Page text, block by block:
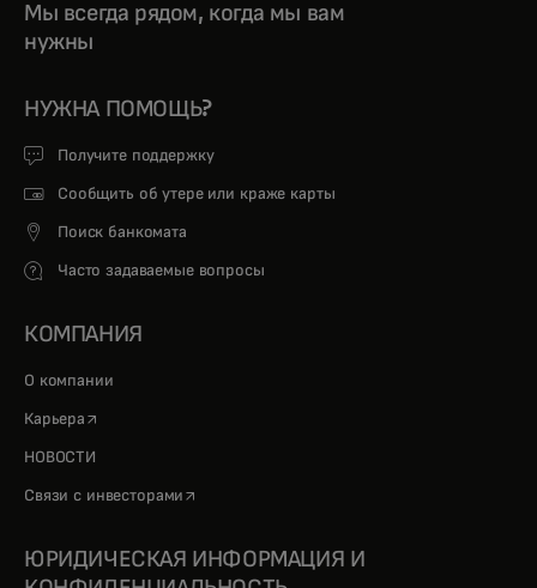
Мы всегда рядом, когда мы вам
нужны
НУЖНА ПОМОЩЬ?
Получите поддержку
Сообщить об утере или краже карты
Поиск банкомата
Часто задаваемые вопросы
КОМПАНИЯ
О компании
Карьера opens in a new tab
НОВОСТИ
Связи с инвесторами opens in a new tab
ЮРИДИЧЕСКАЯ ИНФОРМАЦИЯ И